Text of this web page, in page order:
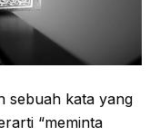
sebuah kata yang
“meminta